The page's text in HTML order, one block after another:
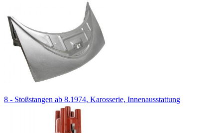
8 - Stoßstangen ab 8.1974, Karosserie, Innenausstattung